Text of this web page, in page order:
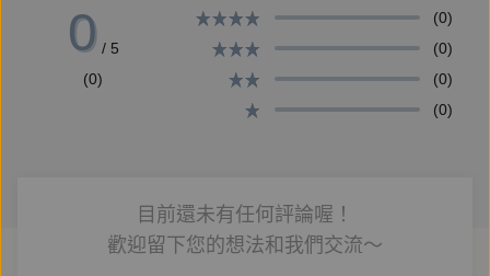
封面設計 游素蘭
對軌審聽 阿葉、Joanna、Ray瑞、古爾丹
後期製作 朕宇
0 / 5
(0)
(0)
(0)
(0)
(0)
目前還未有任何評論喔！
歡迎留下您的想法和我們交流～